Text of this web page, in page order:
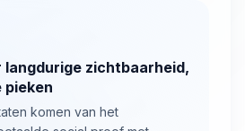
langdurige zichtbaarheid,
pieken
komen van het